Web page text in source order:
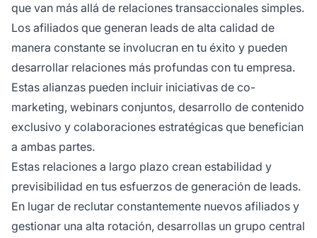
que van más allá de relaciones transaccionales simples.
Los afiliados que generan leads de alta calidad de
manera constante se involucran en tu éxito y pueden
desarrollar relaciones más profundas con tu empresa.
Estas alianzas pueden incluir iniciativas de co-
marketing, webinars conjuntos, desarrollo de contenido
exclusivo y colaboraciones estratégicas que benefician
a ambas partes.
Estas relaciones a largo plazo crean estabilidad y
previsibilidad en tus esfuerzos de generación de leads.
En lugar de reclutar constantemente nuevos afiliados y
gestionar una alta rotación, desarrollas un grupo central